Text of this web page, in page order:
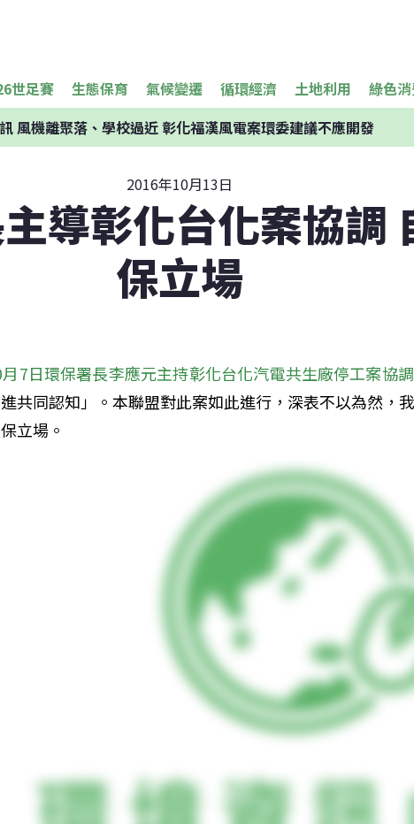
世足賽 生態保育 氣候變遷 循環經濟 土地利用 綠色
風機離聚落、學校過近 彰化福漢風電案環委建議不應開發
2016年10月13日
導彰化台化案協調
保立場
月7日環保署長李應元主持彰化台化汽電共生廠停工案協調
共同認知」。本聯盟對此案如此進行，深表不以為然，
立場。